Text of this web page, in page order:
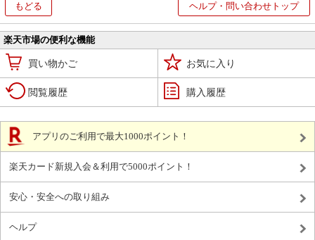
もどる ヘルプ・問い合わせトップ
楽天市場の便利な機能
買い物かご お気に入り
閲覧履歴 購入履歴
アプリのご利用で最大1000ポイント！
楽天カード新規入会＆利用で5000ポイント！
安心・安全への取り組み
ヘルプ